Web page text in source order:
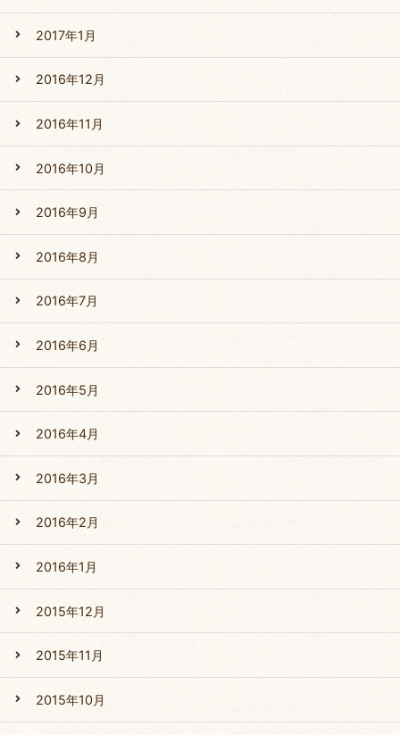
2017年1月
2016年12月
2016年11月
2016年10月
2016年9月
2016年8月
2016年7月
2016年6月
2016年5月
2016年4月
2016年3月
2016年2月
2016年1月
2015年12月
2015年11月
2015年10月